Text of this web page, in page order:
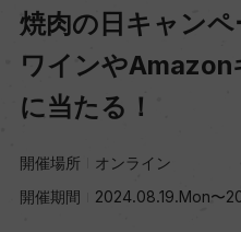
焼肉の日キャン
ワインや
に当たる！
開催場所
オンライン
開催期間
2024.08.19.Mon〜